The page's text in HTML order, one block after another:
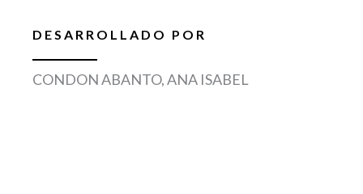
DESARROLLADO POR
CONDON ABANTO, ANA ISABEL